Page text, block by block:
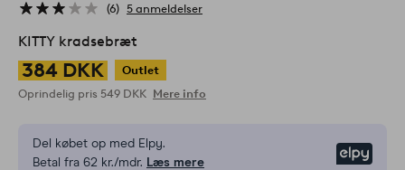
6 5 anmeldelser
KITTY kradsebræt
384 DKK
Outlet
Oprindelig pris 549 DKK Mere info
Del købet op med Elpy.
Betal fra 62 kr./mdr. Læs mere